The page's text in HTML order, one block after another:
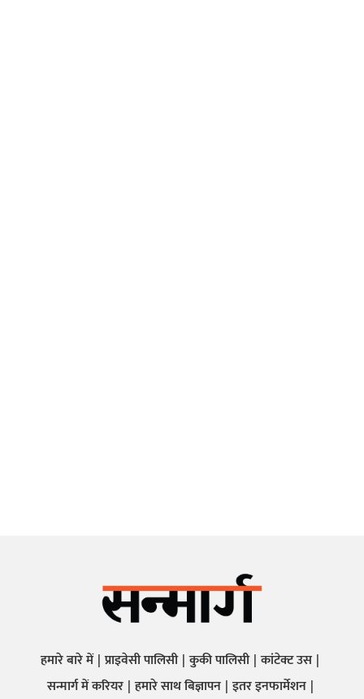
हमारे बारे में प्राइवेसी पालिसी कुकी पालिसी कांटेक्ट उस
सन्मार्ग में करियर हमारे साथ बिज्ञापन इतर इनफार्मेशन